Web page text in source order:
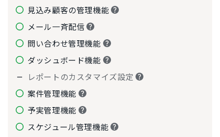
見込み顧客の管理機能
メール一斉配信
問い合わせ管理機能
ダッシュボード機能
レポートのカスタマイズ設定
案件管理機能
予実管理機能
スケジュール管理機能